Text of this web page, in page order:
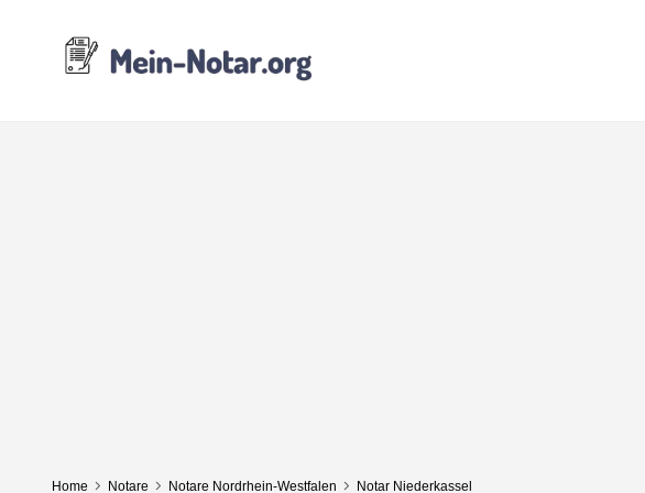
Home Notare Notare Nordrhein-Westfalen Notar Niederkassel